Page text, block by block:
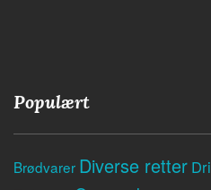
Populært
Brødvarer Diverse retter